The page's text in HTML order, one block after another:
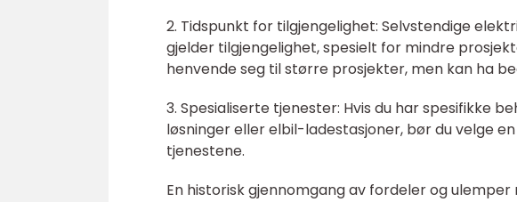
2. Tidspunkt for tilgjengelighet: Selvstendige
gjelder tilgjengelighet, spesielt for mindre
henvende seg til større prosjekter, men kan ha
3. Spesialiserte tjenester: Hvis du har spesifikke
løsninger eller elbil-ladestasjoner, bør du velge
tjenestene.
En historisk gjennomgang av fordeler og